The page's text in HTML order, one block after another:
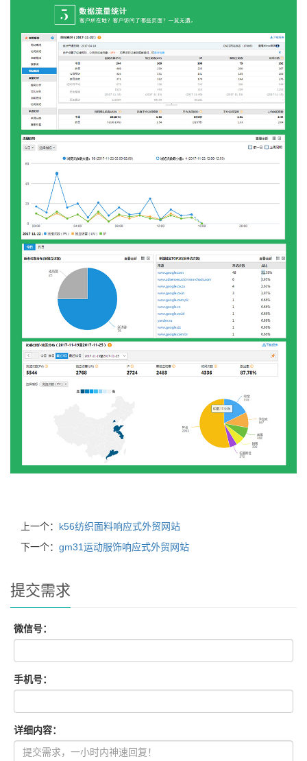
上一个： k56纺织面料响应式外贸网站
下一个： gm31运动服饰响应式外贸网站
提交需求
微信号：
手机号：
详细内容：